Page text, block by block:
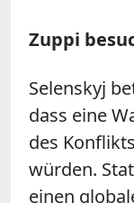
Zuppi
Selenskyj
dass eine
des
würden.
einen